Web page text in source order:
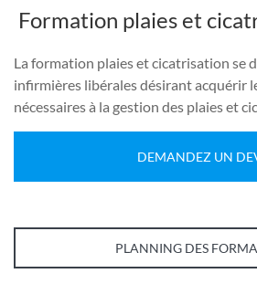
Formation plaies et
La formation plaies et cicatrisation se
infirmières libérales désirant acquérir
nécessaires à la gestion des plaies et
DEMANDEZ UN
PLANNING DES